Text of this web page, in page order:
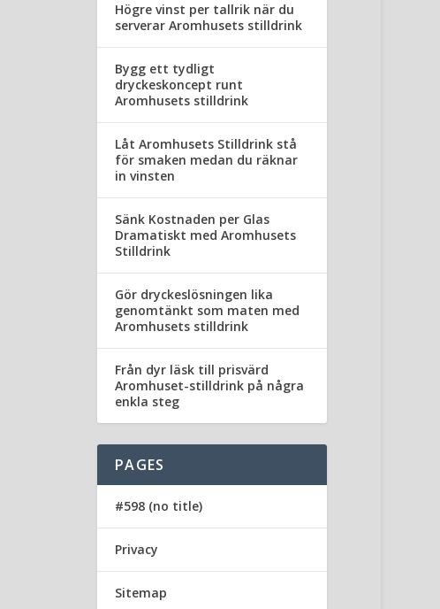
Högre vinst per tallrik när du
serverar Aromhusets stilldrink
Bygg ett tydligt
dryckeskoncept runt
Aromhusets stilldrink
Låt Aromhusets Stilldrink stå
för smaken medan du räknar
in vinsten
Sänk Kostnaden per Glas
Dramatiskt med Aromhusets
Stilldrink
Gör dryckeslösningen lika
genomtänkt som maten med
Aromhusets stilldrink
Från dyr läsk till prisvärd
Aromhuset-stilldrink på några
enkla steg
PAGES
#598 (no title)
Privacy
Sitemap